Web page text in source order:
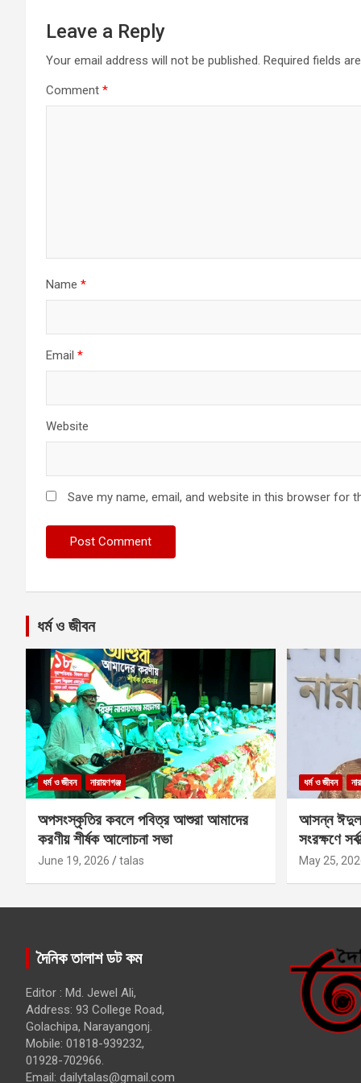
Leave a Reply
Your email address will not be published. Required fields
Comment *
Name *
Email *
Website
Save my name, email, and website in this browser for
ধর্ম ও জীবন
ধর্ম ও জীবন নারায়ণগঞ্জ
অপসংস্কৃতির কবলে পবিত্র আশুরা আমাদের
করণীয় শীর্ষক আলোচনা সভা
June 19, 2026 talas
ধর্ম ও জীবন
আসন্ন ঈদুল
সংরক্ষণে
কবির
May 25,
দৈনিক তালাশ ডট কম
Editor : Md. Jewel Ali,
Address: 93 College Road,
Golachipa, Narayangonj.
Mobile: 01818-939232,
01928-702966.
Email: dailytalas@gmail.com